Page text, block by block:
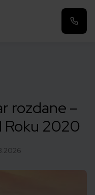
rozdane –
Roku 2020